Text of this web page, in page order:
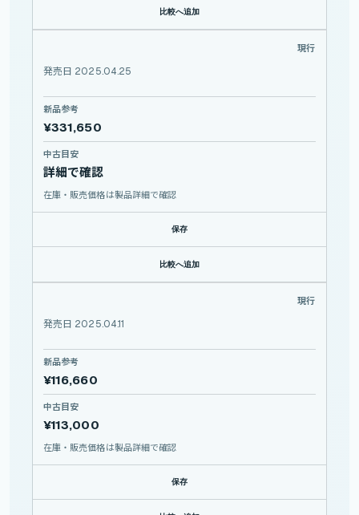
比較へ追加
NIKKORZ
f/4PZ
現行
発売日 2025.04.25
新品参考
¥331,650
中古目安
詳細で確認
在庫・販売価格は製品詳細で確認
保存
比較へ追加
FE16mm
現行
発売日 2025.04.11
新品参考
¥116,660
中古目安
¥113,000
在庫・販売価格は製品詳細で確認
保存